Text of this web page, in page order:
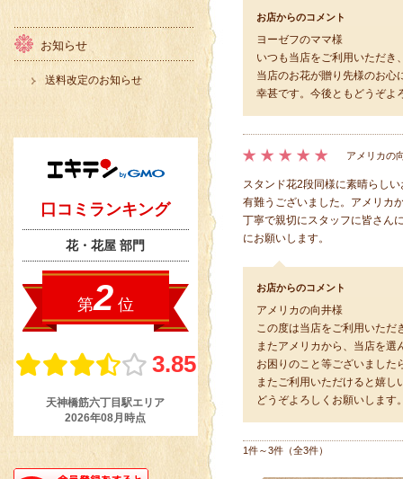
お店からのコメント
ヨーゼフのママ様
いつも当店をご利用いただき
当店のお花が贈り先様のお心
幸甚です。今後ともどうぞよ
アメリカの
スタンド花2段同様に素晴らし
有難うございました。アメリカ
丁寧で親切にスタッフに皆さん
にお願いします。
お店からのコメント
アメリカの向井様
この度は当店をご利用いただ
またアメリカから、当店を選
お困りのこと等ございました
またご利用いただけると嬉し
どうぞよろしくお願いします
1件～3件（全3件）
お知らせ
送料改定のお知らせ